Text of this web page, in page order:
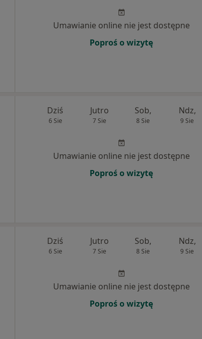
Umawianie online nie jest dostępne
Poproś o wizytę
Dziś
6 Sie
Jutro
7 Sie
Sob,
8 Sie
Ndz,
9 Sie
Umawianie online nie jest dostępne
Poproś o wizytę
Dziś
6 Sie
Jutro
7 Sie
Sob,
8 Sie
Ndz,
9 Sie
Umawianie online nie jest dostępne
Poproś o wizytę